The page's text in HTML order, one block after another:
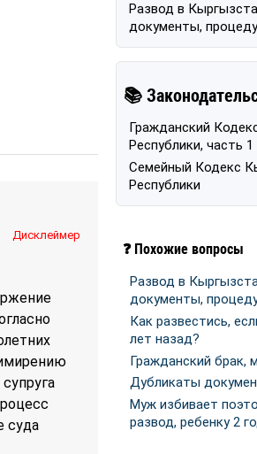
Дисклеймер
суда
Развод в
документы,
📚
Гражданский
Республики, часть 1
Семейный Кодекс
Республики
❓ Похожие вопросы
Развод в
документы,
Как развестись,
лет назад?
Гражданский брак,
Дубликаты
Муж избивает
развод, ребенку 2